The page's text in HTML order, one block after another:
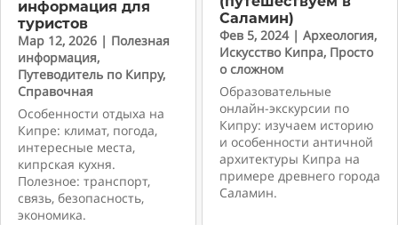
информация для
туристов
Мар 12, 2026 | Полезная
информация,
Путеводитель по Кипру,
Справочная
Особенности отдыха на
Кипре: климат, погода,
интересные места,
кипрская кухня.
Полезное: транспорт,
связь, безопасность,
экономика.
Саламин)
Фев 5, 2024| Археология,
Искусство Кипра, Просто
о сложном
Образовательные
онлайн-экскурсии по
Кипру: изучаем историю
и особенности античной
архитектуры Кипра на
примере древнего города
Саламин.